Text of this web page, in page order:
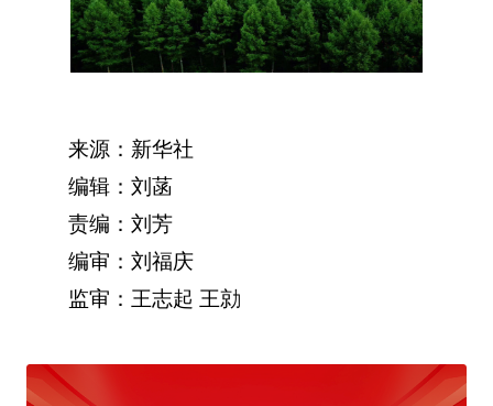
来源：新华社
编辑：刘菡
责编：刘芳
编审：刘福庆
监审：王志起 王勍